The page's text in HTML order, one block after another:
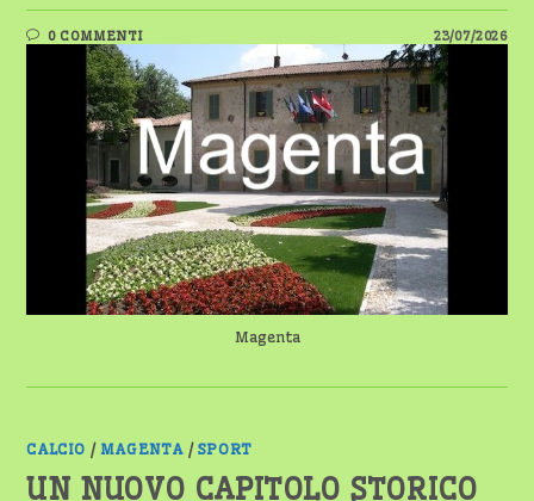
0 COMMENTI 23/07/2026
Magenta
CALCIO / MAGENTA / SPORT
UN NUOVO CAPITOLO STORICO